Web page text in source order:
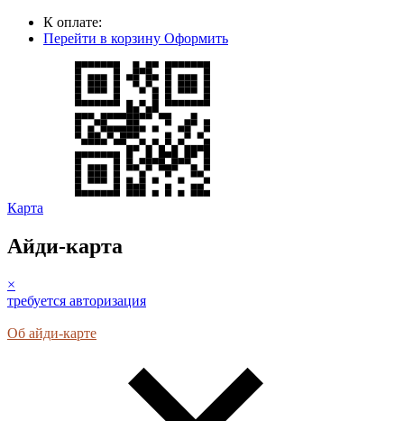
К оплате:
Перейти в корзину Оформить
Карта
Айди-карта
×
требуется авторизация
Об айди-карте